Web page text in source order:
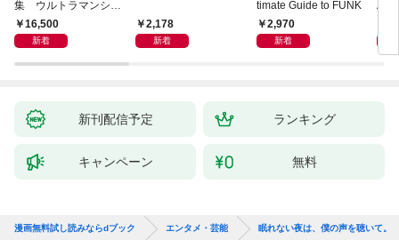
集 ウルトラマンシリ
ーズ６０周年記念 全
ウルトラマン記録大鑑
16,500
新着
2,178
新着
timate Guide to FUNK
2,970
新着
ぶ
ク
新刊配信予定 ランキング
キャンペーン 無料
漫画無料試し読みならdブック エンタメ・芸能 眠れない夜は、僕の声を聴いて。